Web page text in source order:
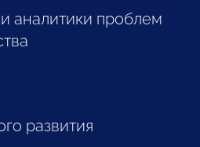
аналитики проблем
развития